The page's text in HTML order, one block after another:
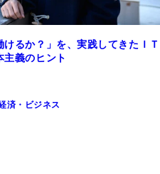
けるか？」を、実践してきたＩＴ
主義のヒント
済・ビジネス